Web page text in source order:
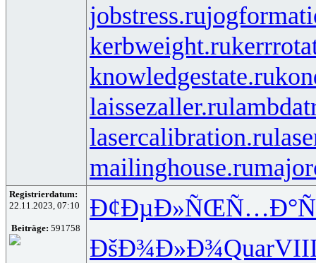
jobstress.ru
kerbweight.ru
knowledgestate.ru
laissezaller.ru
lasercalibration.ru
mailinghouse.ru
Registrierdatum:
22.11.2023, 07:10
Beiträge: 591758
Ð¢ÐµÐ»ÑŒ
ÐšÐ¾Ð»Ð¾Quar